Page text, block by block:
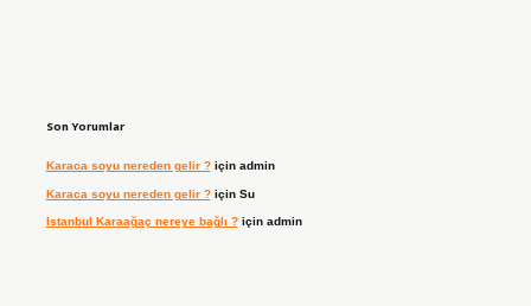
Son Yorumlar
Karaca soyu nereden gelir ?için admin
Karaca soyu nereden gelir ?için Su
Istanbul Karaağaç nereye bağlı ?için admin